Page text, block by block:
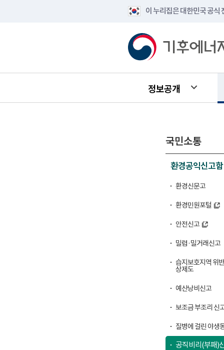
이 누리집은 대한민국 공식
정보공개
국민소통
환경공익신고함
환경신문고
환경민원포털
안전신고
밀렵·밀거래신고
습지보호지역 위
상제도
예산낭비신고
보조금 부조리 신
질병에 걸린 야생
공직비리(부패)